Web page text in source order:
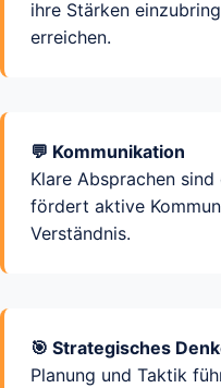
ihre Stärken
erreichen.
💬 Kommunikation
Klare Absprachen
fördert aktive
Verständnis.
🎯 Strategisches
Planung und Taktik